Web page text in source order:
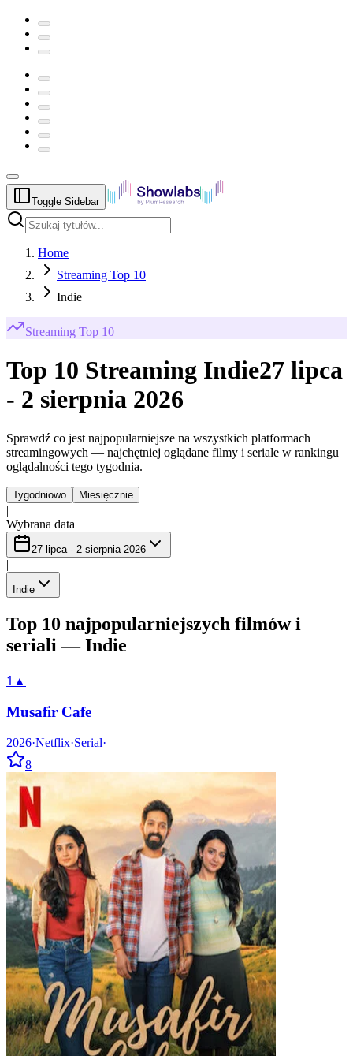
Toggle Sidebar
Home
Streaming Top 10
Indie
Streaming Top 10
Top 10 Streaming Indie27 lipca
- 2 sierpnia 2026
Sprawdź co jest najpopularniejsze na wszystkich platformach
streamingowych — najchętniej oglądane filmy i seriale w rankingu
oglądalności tego tygodnia.
Tygodniowo Miesięcznie
|
Wybrana data
27 lipca - 2 sierpnia 2026
|
Indie
Top 10 najpopularniejszych filmów i
seriali — Indie
1 ▲
Musafir Cafe
2026·Netflix·Serial·
8